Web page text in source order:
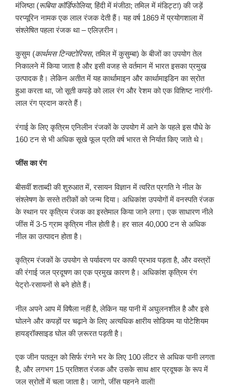
मंजिष्ठा (रूबिया कॉर्डिफोलिया, हिंदी में मंजीठा; तमिल में मंडिट्टा) की जड़ें
परप्यूरिन नामक एक लाल रंजक देती हैं। यह वर्ष 1869 में प्रयोगशाला में
संश्लेषित पहला रंजक था – एलिज़रीन।
कुसुम (कार्थमस टिन्क्टोरियस, तमिल में कुसुम्बा) के बीजों का उपयोग तेल
निकालने में किया जाता है और इसी वजह से वर्तमान में भारत इसका प्रमुख
उत्पादक है। लेकिन अतीत में यह कार्थामाइन और कार्थामाइडिन का स्रोत
हुआ करता था, जो सूती कपड़े को लाल रंग और रेशम को एक विशिष्ट नारंगी-
लाल रंग प्रदान करते हैं।
रंगाई के लिए कृत्रिम एनिलीन रंजकों के उपयोग में आने के पहले इस पौधे के
160 टन से भी अधिक सूखे फूल प्रति वर्ष भारत से निर्यात किए जाते थे।
जींस का रंग
बीसवीं शताब्दी की शुरुआत में, रसायन विज्ञान में त्वरित प्रगति ने नील के
संश्लेषण के सस्ते तरीकों को जन्म दिया। अधिकांश उपयोगों में वनस्पति रंजक
के स्थान पर कृत्रिम रंजक का इस्तेमाल किया जाने लगा। एक साधारण नीले
जींस में 3-5 ग्राम कृत्रिम नील होती है। हर साल 40,000 टन से अधिक
नील का उत्पादन होता है।
कृत्रिम रंजकों के उपयोग से पर्यावरण पर काफी प्रभाव पड़ता है, और वस्त्रों
की रंगाई जल प्रदूषण का एक प्रमुख कारण है। अधिकांश कृत्रिम रंग
पेट्रो-रसायनों से बने होते हैं।
नील अपने आप में विषैला नहीं है, लेकिन यह पानी में अघुलनशील है और इसे
घोलने और कपड़ों पर चढ़ाने के लिए अत्यधिक क्षारीय सोडियम या पोटेशियम
हायड्रॉक्साइड घोल की ज़रूरत पड़ती है।
एक जीन पतलून को सिर्फ रंगने भर के लिए 100 लीटर से अधिक पानी लगता
है, और लगभग 15 प्रतिशत रंजक और उसके साथ क्षार प्रदूषक के रूप में
जल स्रोतों में चला जाता है। जागो, जींस पहनने वालों!